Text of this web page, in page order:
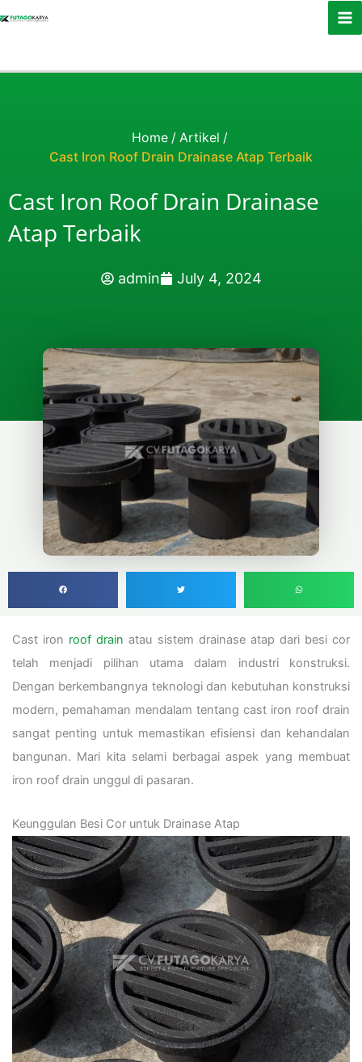
Home / Artikel /
Cast Iron Roof Drain Drainase Atap Terbaik
Cast Iron Roof Drain Drainase
Atap Terbaik
admin July 4, 2024
Cast iron roof drain atau sistem drainase atap dari besi cor
telah menjadi pilihan utama dalam industri konstruksi.
Dengan berkembangnya teknologi dan kebutuhan konstruksi
modern, pemahaman mendalam tentang cast iron roof drain
sangat penting untuk memastikan efisiensi dan kehandalan
bangunan. Mari kita selami berbagai aspek yang membuat
iron roof drain unggul di pasaran.
Keunggulan Besi Cor untuk Drainase Atap